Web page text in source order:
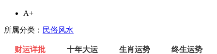
A+
所属分类： 民俗风水
财运详批 十年大运 生肖运势 终生运势